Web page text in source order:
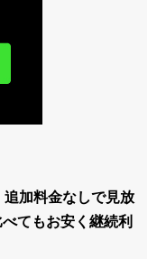
加料金なしで見放
てもお安く継続利